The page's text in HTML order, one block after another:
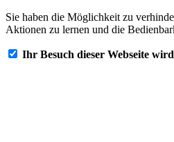
Sie haben die Möglichkeit zu
Aktionen zu lernen und die
Ihr Besuch dieser Webseite